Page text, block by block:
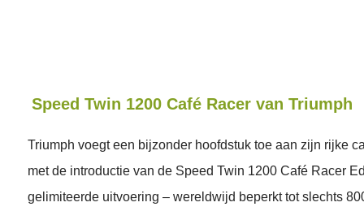
Speed Twin 1200 Café Racer van Triumph
Triumph voegt een bijzonder hoofdstuk toe aan zijn rijke
met de introductie van de Speed Twin 1200 Café Racer
gelimiteerde uitvoering – wereldwijd beperkt tot slechts